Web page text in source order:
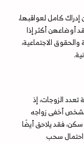
كامل لعواقبها،
أوضاعهن أكثر إذا
الاجتماعية،
الزوجات، إذ
أخفى زواجه
فقد يلاحق أيضًا
احتمال سحب